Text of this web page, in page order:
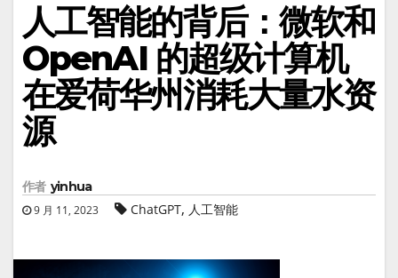
人工智能的背后：微软和
OpenAI 的超级计算机
在爱荷华州消耗大量水资
源
作者 yinhua
9 月 11, 2023 ChatGPT, 人工智能